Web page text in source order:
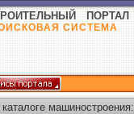
ПОРТАЛ
СИСТЕМА
машиностроения: